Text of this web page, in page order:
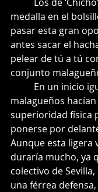
medalla en el
pasar esta gran
antes sacar el
pelear de tú a tú
conjunto
malagueños
superioridad física
ponerse por
Aunque esta ligera
duraría mucho, ya
colectivo de
una férrea